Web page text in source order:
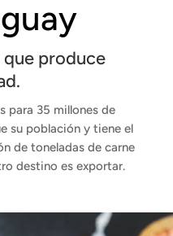
que produce
para 35 millones de
su población y tiene el
de toneladas de carne
destino es exportar.